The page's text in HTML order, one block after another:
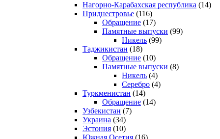
Нагорно-Карабахская республика (14)
Приднестровье (116)
Обращение (17)
Памятные выпуски (99)
Никель (99)
Таджикистан (18)
Обращение (10)
Памятные выпуски (8)
Никель (4)
Серебро (4)
Туркменистан (14)
Обращение (14)
Узбекистан (7)
Украина (34)
Эстония (10)
Южная Осетия (16)